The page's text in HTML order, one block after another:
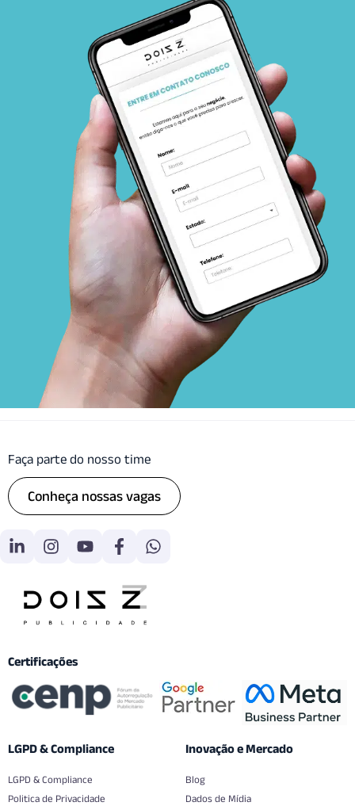
Faça parte do nosso time
Conheça nossas vagas
Certificações
LGPD & Compliance
LGPD & Compliance
Politica de Privacidade
Inovação e Mercado
Blog
Dados de Mídia